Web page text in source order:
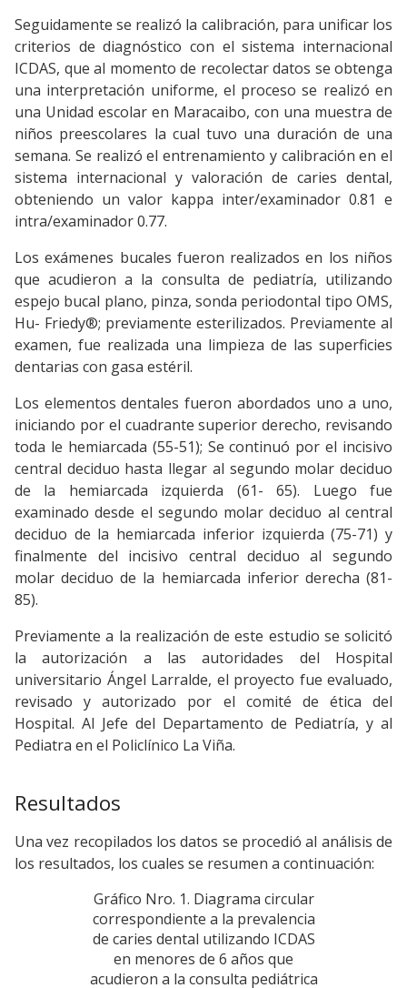
Seguidamente se realizó la calibración, para unificar los
criterios de diagnóstico con el sistema internacional
ICDAS, que al momento de recolectar datos se obtenga
una interpretación uniforme, el proceso se realizó en
una Unidad escolar en Maracaibo, con una muestra de
niños preescolares la cual tuvo una duración de una
semana. Se realizó el entrenamiento y calibración en el
sistema internacional y valoración de caries dental,
obteniendo un valor kappa inter/examinador 0.81 e
intra/examinador 0.77.
Los exámenes bucales fueron realizados en los niños
que acudieron a la consulta de pediatría, utilizando
espejo bucal plano, pinza, sonda periodontal tipo OMS,
Hu- Friedy®; previamente esterilizados. Previamente al
examen, fue realizada una limpieza de las superficies
dentarias con gasa estéril.
Los elementos dentales fueron abordados uno a uno,
iniciando por el cuadrante superior derecho, revisando
toda le hemiarcada (55-51); Se continuó por el incisivo
central deciduo hasta llegar al segundo molar deciduo
de la hemiarcada izquierda (61- 65). Luego fue
examinado desde el segundo molar deciduo al central
deciduo de la hemiarcada inferior izquierda (75-71) y
finalmente del incisivo central deciduo al segundo
molar deciduo de la hemiarcada inferior derecha (81-
85).
Previamente a la realización de este estudio se solicitó
la autorización a las autoridades del Hospital
universitario Ángel Larralde, el proyecto fue evaluado,
revisado y autorizado por el comité de ética del
Hospital. Al Jefe del Departamento de Pediatría, y al
Pediatra en el Policlínico La Viña.
Resultados
Una vez recopilados los datos se procedió al análisis de
los resultados, los cuales se resumen a continuación:
Gráfico Nro. 1. Diagrama circular
correspondiente a la prevalencia
de caries dental utilizando ICDAS
en menores de 6 años que
acudieron a la consulta pediátrica